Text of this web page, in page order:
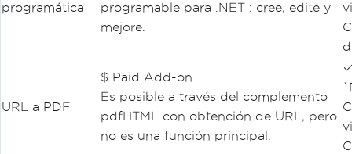
programática
programable para .NET : cree, edite y
mejore.
URL a PDF
$ Paid Add-on
Es posible a través del complemento
pdfHTML con obtención de URL, pero
no es una función principal.